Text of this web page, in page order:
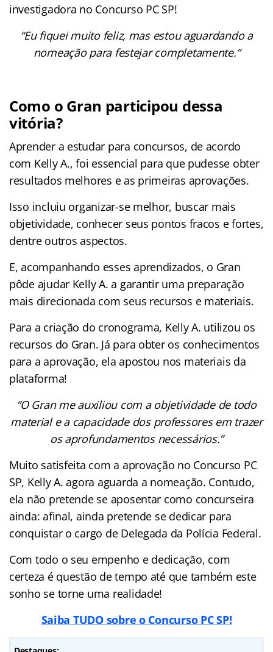
investigadora no Concurso PC SP!
“Eu fiquei muito feliz, mas estou aguardando a
nomeação para festejar completamente.”
Como o Gran participou dessa
vitória?
Aprender a estudar para concursos, de acordo
com Kelly A., foi essencial para que pudesse obter
resultados melhores e as primeiras aprovações.
Isso incluiu organizar-se melhor, buscar mais
objetividade, conhecer seus pontos fracos e fortes,
dentre outros aspectos.
E, acompanhando esses aprendizados, o Gran
pôde ajudar Kelly A. a garantir uma preparação
mais direcionada com seus recursos e materiais.
Para a criação do cronograma, Kelly A. utilizou os
recursos do Gran. Já para obter os conhecimentos
para a aprovação, ela apostou nos materiais da
plataforma!
“O Gran me auxiliou com a objetividade de todo
material e a capacidade dos professores em trazer
os aprofundamentos necessários.”
Muito satisfeita com a aprovação no Concurso PC
SP, Kelly A. agora aguarda a nomeação. Contudo,
ela não pretende se aposentar como concurseira
ainda: afinal, ainda pretende se dedicar para
conquistar o cargo de Delegada da Polícia Federal.
Com todo o seu empenho e dedicação, com
certeza é questão de tempo até que também este
sonho se torne uma realidade!
Saiba TUDO sobre o Concurso PC SP!